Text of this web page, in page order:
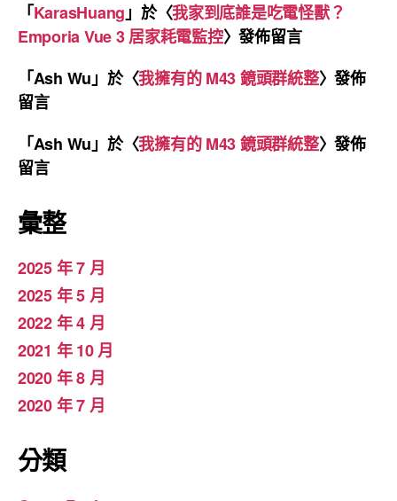
「KarasHuang 」於〈我家到底誰是吃電怪獸？
Emporia Vue 3 居家耗電監控〉發佈留言
「Ash Wu 」於〈我擁有的 M43 鏡頭群統整〉發佈
留言
「Ash Wu 」於〈我擁有的 M43 鏡頭群統整〉發佈
留言
彙整
2025 年 7 月
2025 年 5 月
2022 年 4 月
2021 年 10 月
2020 年 8 月
2020 年 7 月
分類